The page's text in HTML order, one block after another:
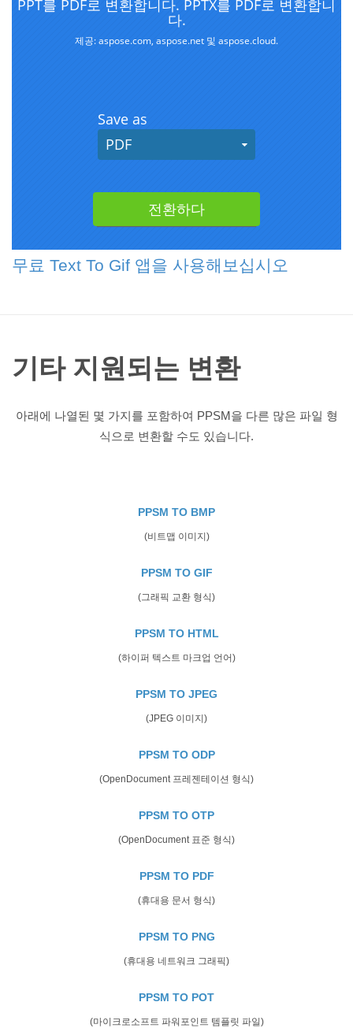
무료 Text To Gif 앱을 사용해보십시오
기타 지원되는 변환
아래에 나열된 몇 가지를 포함하여 PPSM을 다른 많은 파일 형
식으로 변환할 수도 있습니다.
PPSM TO BMP
(비트맵 이미지)
PPSM TO GIF
(그래픽 교환 형식)
PPSM TO HTML
(하이퍼 텍스트 마크업 언어)
PPSM TO JPEG
(JPEG 이미지)
PPSM TO ODP
(OpenDocument 프레젠테이션 형식)
PPSM TO OTP
(OpenDocument 표준 형식)
PPSM TO PDF
(휴대용 문서 형식)
PPSM TO PNG
(휴대용 네트워크 그래픽)
PPSM TO POT
(마이크로소프트 파워포인트 템플릿 파일)